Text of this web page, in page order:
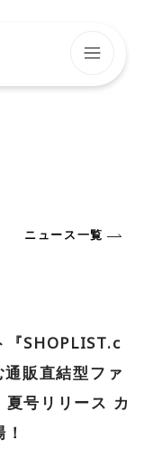
ニュース一覧
『SHOPLIST.c
販直結型ファ
号リリース カ